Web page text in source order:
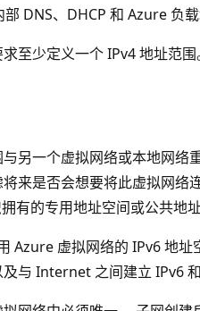
DNS、DHCP 和 Azure 负
至少定义一个 IPv4 地址范
另一个虚拟网络或本地网络
来是否会想要将此虚拟网络
有的专用地址空间或公共地
Azure 虚拟网络的 IPv6 地
与 Internet 之间建立 IPv6 和